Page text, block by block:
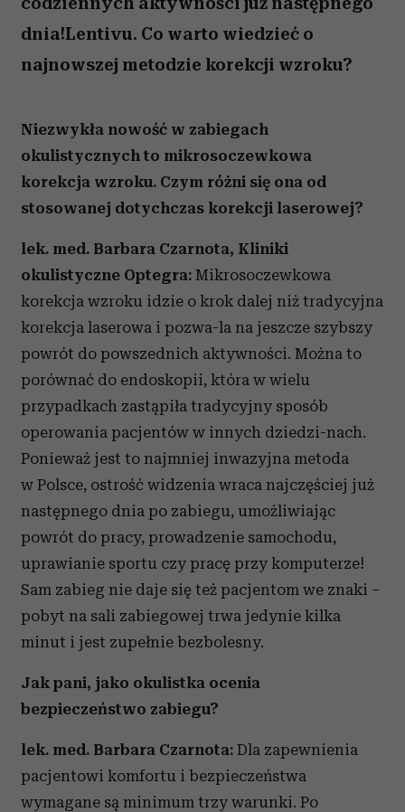
dnia!Lentivu. Co warto wiedzieć o
najnowszej metodzie korekcji wzroku?
Niezwykła nowość w zabiegach
okulistycznych to mikrosoczewkowa
korekcja wzroku. Czym różni się ona od
stosowanej dotychczas korekcji laserowej?
lek. med. Barbara Czarnota, Kliniki
okulistyczne Optegra: Mikrosoczewkowa
korekcja wzroku idzie o krok dalej niż tradycyjna
korekcja laserowa i pozwa-la na jeszcze szybszy
powrót do powszednich aktywności. Można to
porównać do endoskopii, która w wielu
przypadkach zastąpiła tradycyjny sposób
operowania pacjentów w innych dziedzi-nach.
Ponieważ jest to najmniej inwazyjna metoda
w Polsce, ostrość widzenia wraca najczęściej już
następnego dnia po zabiegu, umożliwiając
powrót do pracy, prowadzenie samochodu,
uprawianie sportu czy pracę przy komputerze!
Sam zabieg nie daje się też pacjentom we znaki –
pobyt na sali zabiegowej trwa jedynie kilka
minut i jest zupełnie bezbolesny.
Jak pani, jako okulistka ocenia
bezpieczeństwo zabiegu?
lek. med. Barbara Czarnota: Dla zapewnienia
pacjentowi komfortu i bezpieczeństwa
wymagane są minimum trzy warunki. Po